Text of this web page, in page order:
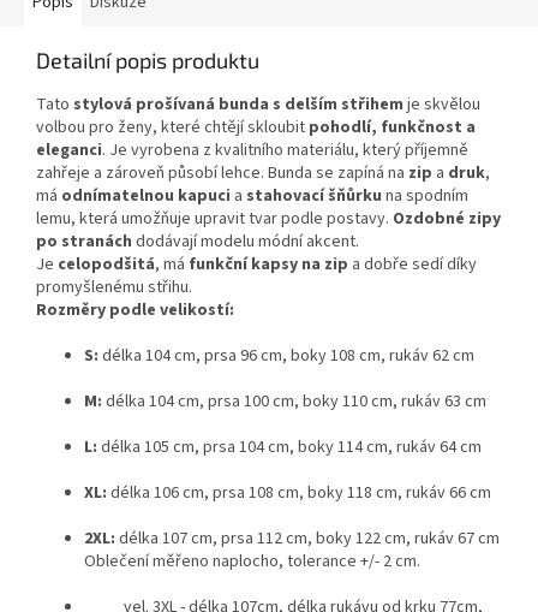
Detailní popis produktu
Tato stylová prošívaná bunda s delším střihem je skvělou
volbou pro ženy, které chtějí skloubit pohodlí, funkčnost a
eleganci. Je vyrobena z kvalitního materiálu, který příjemně
zahřeje a zároveň působí lehce. Bunda se zapíná na zip a druk,
má odnímatelnou kapuci a stahovací šňůrku na spodním
lemu, která umožňuje upravit tvar podle postavy. Ozdobné zipy
po stranách dodávají modelu módní akcent.
Je celopodšitá, má funkční kapsy na zip a dobře sedí díky
promyšlenému střihu.
Rozměry podle velikostí:
S: délka 104 cm, prsa 96 cm, boky 108 cm, rukáv 62 cm
M: délka 104 cm, prsa 100 cm, boky 110 cm, rukáv 63 cm
L: délka 105 cm, prsa 104 cm, boky 114 cm, rukáv 64 cm
XL: délka 106 cm, prsa 108 cm, boky 118 cm, rukáv 66 cm
2XL: délka 107 cm, prsa 112 cm, boky 122 cm, rukáv 67 cm
Oblečení měřeno naplocho, tolerance +/- 2 cm.